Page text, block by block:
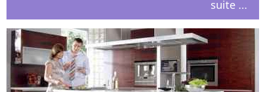
suite ...